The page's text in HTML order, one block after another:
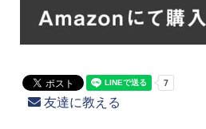
友達に教える